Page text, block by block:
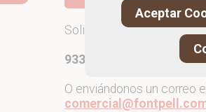
Solicita más información
933 790 040
O enviándonos un correo
Aceptar